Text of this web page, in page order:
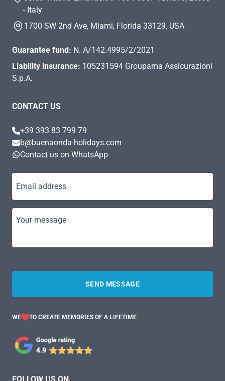
- Italy
1700 SW 2nd Ave, Miami, Florida 33129, USA
Guarantee fund: N. A/142.4995/2/2021
Liability insurance: 105231594 Groupama Assicurazioni
S.p.A.
CONTACT US
+39 393 83 799 79
b@buenaonda-holidays.com
Contact us on WhatsApp
Email address
Your message
SEND MESSAGE
WE TO CREATE MEMORIES OF A LIFETIME